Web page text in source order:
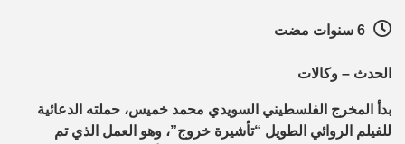
الحدث – وكالات
بدأ المخرج الفلسطيني السويدي محمد خميس، حملته الدعائية
للفيلم الروائي الطويل “تأشيرة خروج”، وهو العمل الذي تم